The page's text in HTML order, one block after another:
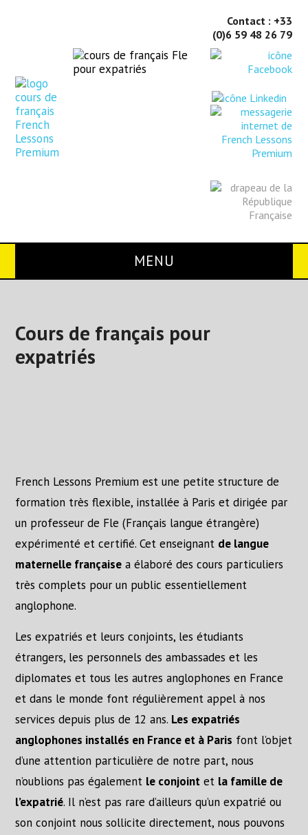
Contact : +33
(0)6 59 48 26 79
MENU
Your French Lessons
Your Teacher
Contact
Links
Free Exercises
Cours de français pour
expatriés
French Lessons Premium est une petite structure de
formation très flexible, installée à Paris et dirigée par
un professeur de Fle (Français langue étrangère)
expérimenté et certifié. Cet enseignant de langue
maternelle française a élaboré des cours particuliers
très complets pour un public essentiellement
anglophone.
Les expatriés et leurs conjoints, les étudiants
étrangers, les personnels des ambassades et les
diplomates et tous les autres anglophones en France
et dans le monde font régulièrement appel à nos
services depuis plus de 12 ans. Les expatriés
anglophones installés en France et à Paris font l’objet
d’une attention particulière de notre part, nous
n’oublions pas également le conjoint et la famille de
l’expatrié. Il n’est pas rare d’ailleurs qu’un expatrié ou
son conjoint nous sollicite directement, nous pouvons